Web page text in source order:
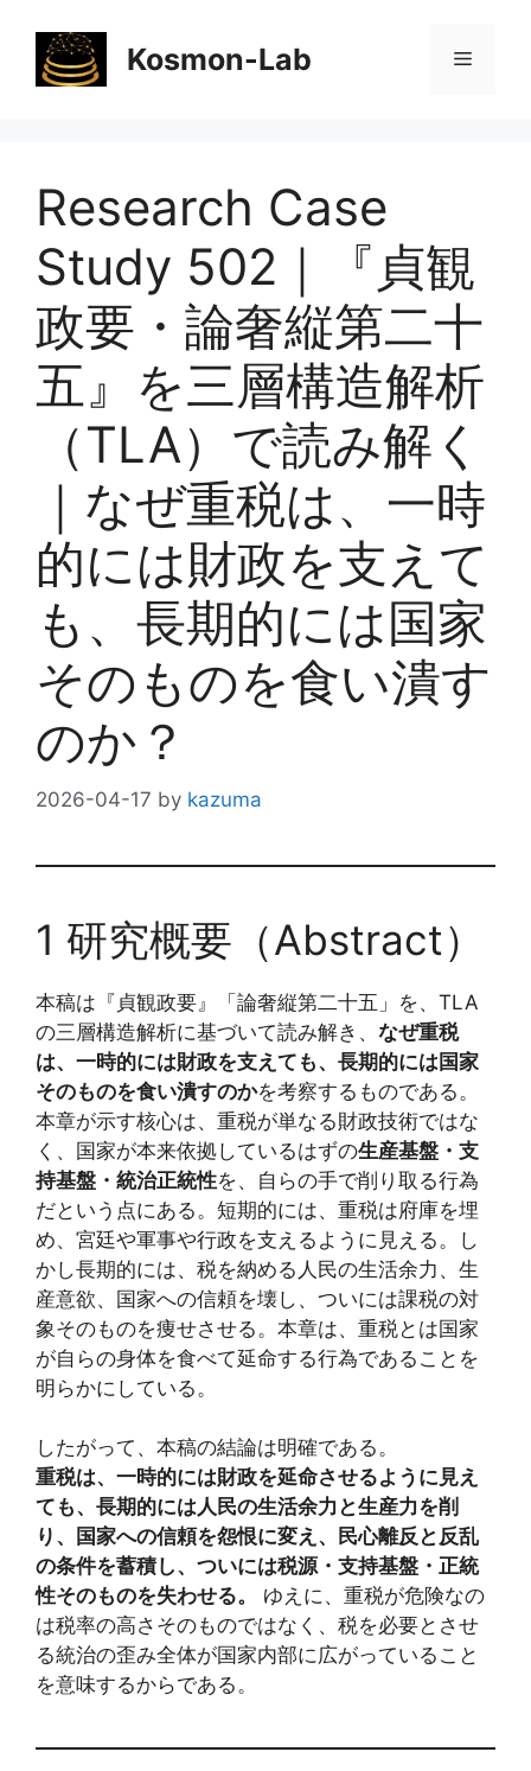
Kosmon-Lab メ
Research Case
Study 502｜『貞観
政要・論奢縦第二十
五』を三層構造解析
（TLA）で読み解く
｜なぜ重税は、一時
的には財政を支えて
も、長期的には国家
そのものを食い潰す
のか？
2026-04-17 by kazuma
1 研究概要（Abstract）
本稿は『貞観政要』「論奢縦第二十五」を、TLA
の三層構造解析に基づいて読み解き、 なぜ重税
は、一時的には財政を支えても、長期的には国家
そのものを食い潰すのかを考察するものである。
本章が示す核心は、重税が単なる財政技術ではな
く、国家が本来依拠しているはずの生産基盤・支
持基盤・統治正統性を、自らの手で削り取る行為
だという点にある。短期的には、重税は府庫を埋
め、宮廷や軍事や行政を支えるように見える。し
かし長期的には、税を納める人民の生活余力、生
産意欲、国家への信頼を壊し、ついには課税の対
象そのものを痩せさせる。本章は、重税とは国家
が自らの身体を食べて延命する行為であることを
明らかにしている。
したがって、本稿の結論は明確である。
重税は、一時的には財政を延命させるように見え
ても、長期的には人民の生活余力と生産力を削
り、国家への信頼を怨恨に変え、民心離反と反乱
の条件を蓄積し、ついには税源・支持基盤・正統
性そのものを失わせる。
ゆえに、重税が危険なの
は税率の高さそのものではなく、税を必要とさせ
る統治の歪み全体が国家内部に広がっていること
を意味するからである。